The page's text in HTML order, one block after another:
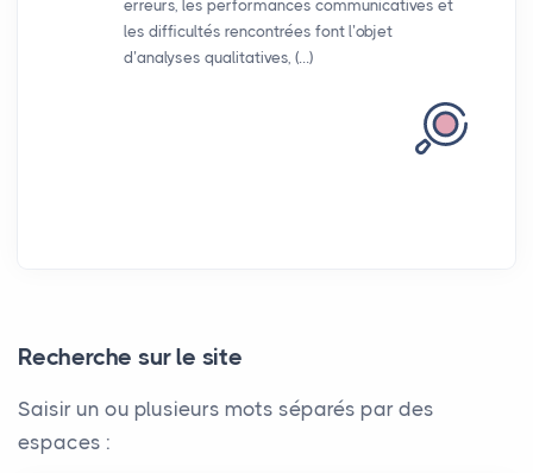
erreurs, les performances communicatives et
les difficultés rencontrées font l’objet
d’analyses qualitatives, (…)
Recherche sur le site
Saisir un ou plusieurs mots séparés par des
espaces :